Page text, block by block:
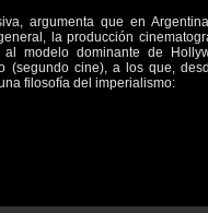
argumenta que en
la producción
modelo dominante de
(segundo cine), a los que,
filosofía del imperialismo: